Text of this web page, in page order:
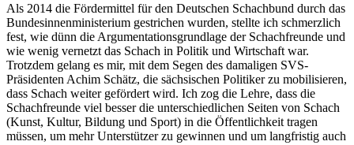
Als 2014 die Fördermittel für den Deutschen Schachbund durch das
Bundesinnenministerium gestrichen wurden, stellte ich schmerzlich
fest, wie dünn die Argumentationsgrundlage der Schachfreunde und
wie wenig vernetzt das Schach in Politik und Wirtschaft war.
Trotzdem gelang es mir, mit dem Segen des damaligen SVS-
Präsidenten Achim Schätz, die sächsischen Politiker zu mobilisieren,
dass Schach weiter gefördert wird. Ich zog die Lehre, dass die
Schachfreunde viel besser die unterschiedlichen Seiten von Schach
(Kunst, Kultur, Bildung und Sport) in die Öffentlichkeit tragen
müssen, um mehr Unterstützer zu gewinnen und um langfristig auch